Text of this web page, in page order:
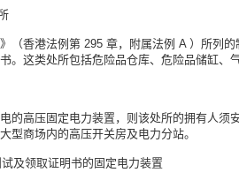
（香港法例第 295 章，附属法例 A ） 所列 的
。这类处所包括危险品仓库、危险品储缸、
的高压固定电力装置，则该处所的拥有人须
型商场内的高压开关房及电力分站。
及领取证明书的固定电力装置